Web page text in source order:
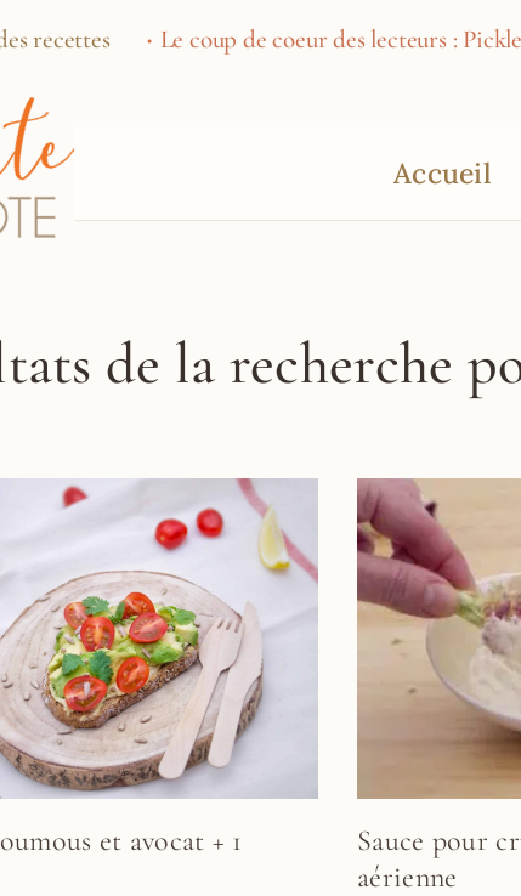
recettes Le coup de coeur des lecteurs :
Accueil
de la recherche
et avocat + 1
Sauce pour
aérienne